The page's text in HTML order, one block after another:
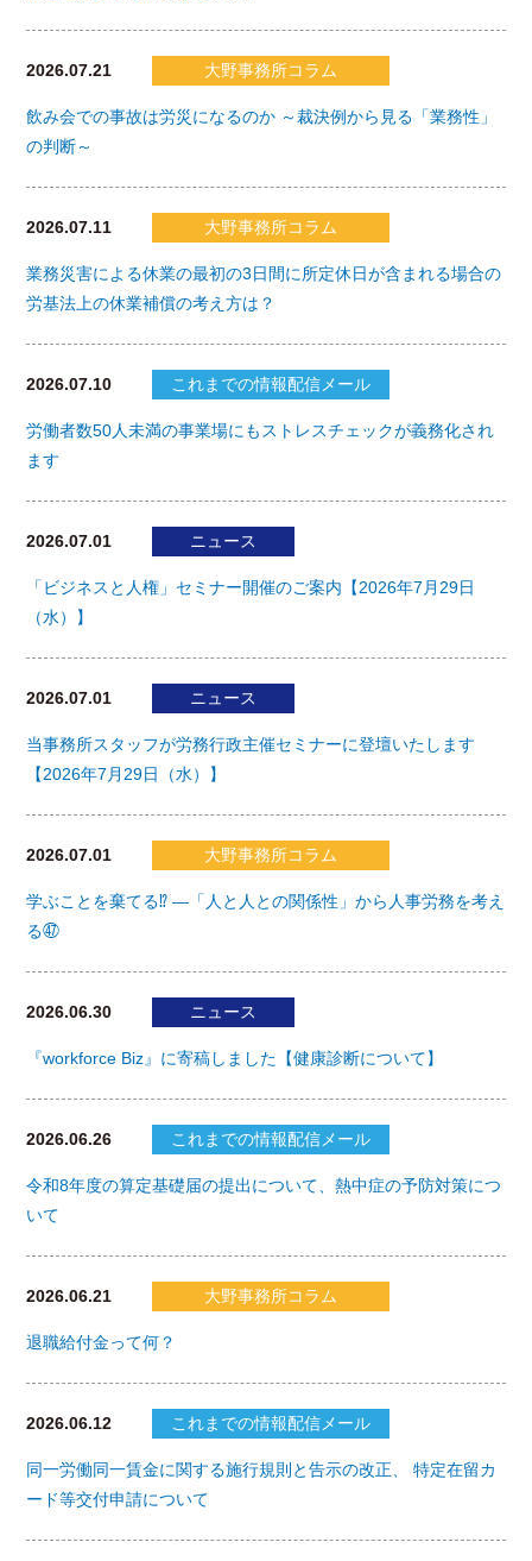
2026.07.21 大野事務所コラム
飲み会での事故は労災になるのか ～裁決例から見る「業務性」
の判断～
2026.07.11 大野事務所コラム
業務災害による休業の最初の3日間に所定休日が含まれる場合の
労基法上の休業補償の考え方は？
2026.07.10 これまでの情報配信メール
労働者数50人未満の事業場にもストレスチェックが義務化され
ます
2026.07.01 ニュース
「ビジネスと人権」セミナー開催のご案内【2026年7月29日
（水）】
2026.07.01 ニュース
当事務所スタッフが労務行政主催セミナーに登壇いたします
【2026年7月29日（水）】
2026.07.01 大野事務所コラム
学ぶことを棄てる⁉ ―「人と人との関係性」から人事労務を考え
る㊼
2026.06.30 ニュース
『workforce Biz』に寄稿しました【健康診断について】
2026.06.26 これまでの情報配信メール
令和8年度の算定基礎届の提出について、熱中症の予防対策につ
いて
2026.06.21 大野事務所コラム
退職給付金って何？
2026.06.12 これまでの情報配信メール
同一労働同一賃金に関する施行規則と告示の改正、 特定在留カ
ード等交付申請について